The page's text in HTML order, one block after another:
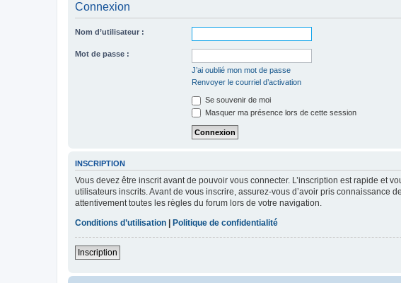
Connexion
Nom d’utilisateur :
Mot de passe :
J’ai oublié mon mot de passe
Renvoyer le courriel d’activation
Se souvenir de moi
Masquer ma présence lors de cette session
INSCRIPTION
Vous devez être inscrit avant de pouvoir vous connecter. L’inscription est rapide et
utilisateurs inscrits. Avant de vous inscrire, assurez-vous d’avoir pris
attentivement toutes les règles du forum lors de votre navigation.
Conditions d’utilisation | Politique de confidentialité
Inscription